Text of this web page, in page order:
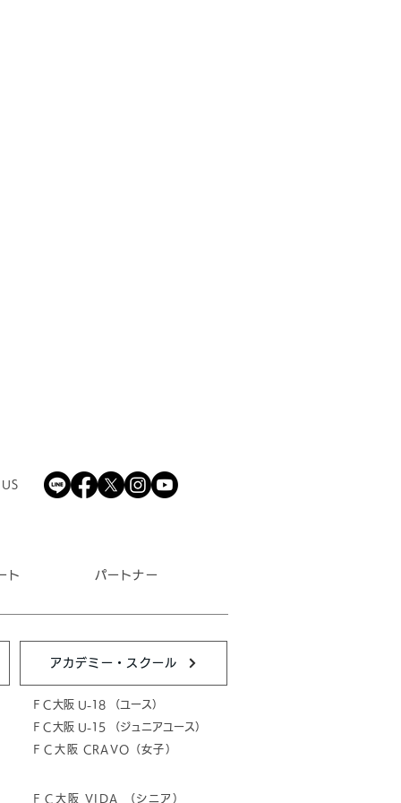
ト パートナー
アカデミー・スクール
ＦＣ大阪 U-18 （ユース）
ＦＣ大阪 U-15 （ジュニアユース）
ＦＣ大阪 CRAVO（女子）
ＦＣ大阪 VIDA （シニア）